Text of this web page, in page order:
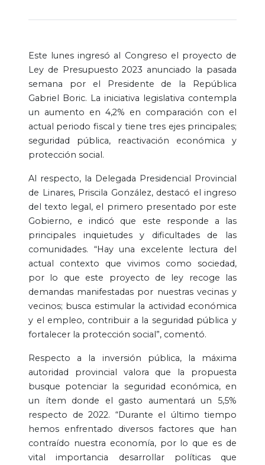
Este lunes ingresó al Congreso el proyecto de
Ley de Presupuesto 2023 anunciado la pasada
semana por el Presidente de la República
Gabriel Boric. La iniciativa legislativa contempla
un aumento en 4,2% en comparación con el
actual periodo fiscal y tiene tres ejes principales;
seguridad pública, reactivación económica y
protección social.
Al respecto, la Delegada Presidencial Provincial
de Linares, Priscila González, destacó el ingreso
del texto legal, el primero presentado por este
Gobierno, e indicó que este responde a las
principales inquietudes y dificultades de las
comunidades. “Hay una excelente lectura del
actual contexto que vivimos como sociedad,
por lo que este proyecto de ley recoge las
demandas manifestadas por nuestras vecinas y
vecinos; busca estimular la actividad económica
y el empleo, contribuir a la seguridad pública y
fortalecer la protección social”, comentó.
Respecto a la inversión pública, la máxima
autoridad provincial valora que la propuesta
busque potenciar la seguridad económica, en
un ítem donde el gasto aumentará un 5,5%
respecto de 2022. “Durante el último tiempo
hemos enfrentado diversos factores que han
contraído nuestra economía, por lo que es de
vital importancia desarrollar políticas que